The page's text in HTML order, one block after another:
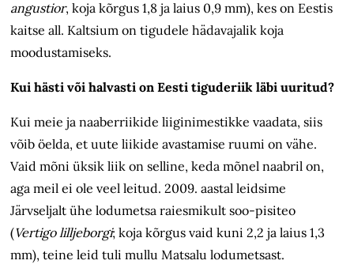
angustior, koja kõrgus 1,8 ja laius 0,9 mm), kes on Eestis
kaitse all. Kaltsium on tigudele hädavajalik koja
moodustamiseks.
Kui hästi või halvasti on Eesti tiguderiik läbi uuritud?
Kui meie ja naaberriikide liiginimestikke vaadata, siis
võib öelda, et uute liikide avastamise ruumi on vähe.
Vaid mõni üksik liik on selline, keda mõnel naabril on,
aga meil ei ole veel leitud. 2009. aastal leidsime
Järvseljalt ühe lodumetsa raiesmikult soo-pisiteo
(Vertigo lilljeborgi; koja kõrgus vaid kuni 2,2 ja laius 1,3
mm), teine leid tuli mullu Matsalu lodumetsast.